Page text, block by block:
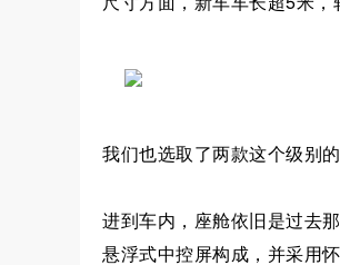
我们也选取了两款这个级别
进到车内，座舱依旧是过去
悬浮式中控屏构成，并采用怀